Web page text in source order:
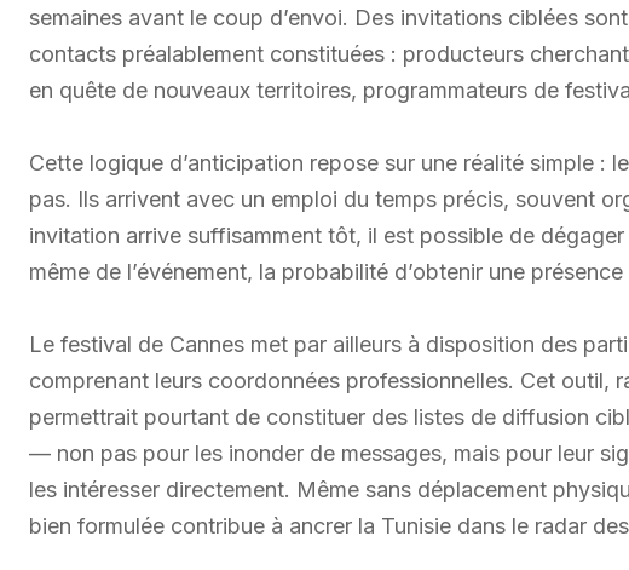
semaines avant le coup d’envoi. Des invitations ciblées
contacts préalablement constituées : producteurs
en quête de nouveaux territoires, programmateurs de
Cette logique d’anticipation repose sur une réalité simple :
pas. Ils arrivent avec un emploi du temps précis, souvent
invitation arrive suffisamment tôt, il est possible de dégager
même de l’événement, la probabilité d’obtenir une
Le festival de Cannes met par ailleurs à disposition des
comprenant leurs coordonnées professionnelles. Cet outil,
permettrait pourtant de constituer des listes de diffusion
— non pas pour les inonder de messages, mais pour leur
les intéresser directement. Même sans déplacement
bien formulée contribue à ancrer la Tunisie dans le radar